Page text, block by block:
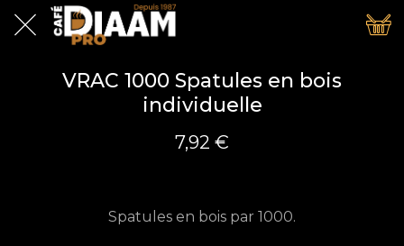
VRAC 1000 Spatules en bois
individuelle
7,92 €
Spatules en bois par 1000.